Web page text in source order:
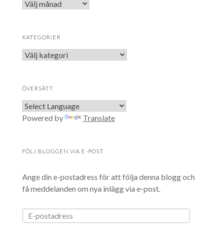
En gång om dagen
Spara mitt namn, min e-postadress och
webbplats i denna webbläsare till nästa
gång jag skriver en kommentar.
KATEGORIER
ÖVERSÄTT
Powered by Translate
FÖLJ BLOGGEN VIA E-POST
Ange din e-postadress för att följa denna blogg och
få meddelanden om nya inlägg via e-post.